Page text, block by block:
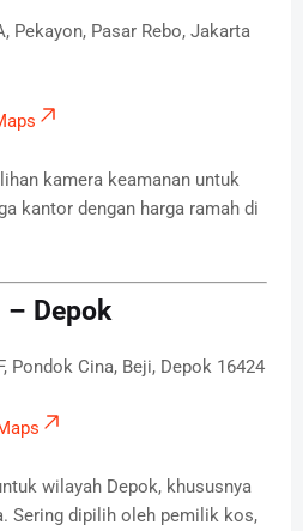
Pekayon, Pasar Rebo, Jakarta
kamera keamanan untuk
kantor dengan harga ramah di
– Depok
Pondok Cina, Beji, Depok 16424
wilayah Depok, khususnya
Sering dipilih oleh pemilik kos,